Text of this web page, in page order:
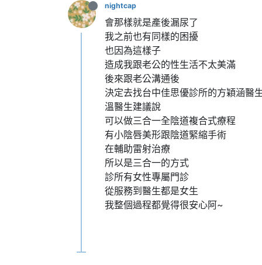
nightcap
會那樣就是產後漏尿了
我之前也有同樣的困擾
也因為這樣子
造成我跟老公的性生活不太美滿
後來跟老公溝通後
決定去找台中佳思優診所的方穎涵醫
溫醫生建議說
可以做三合一全陰道複合式療程
有小陰唇美形跟陰道緊縮手術
在輔助雷射治療
所以是三合一的方式
診所有女性專屬門診
從服務到醫生都是女生
我整個過程都覺得很安心阿~